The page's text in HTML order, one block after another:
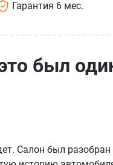
Гарантия 6 мес.
был
Салон был